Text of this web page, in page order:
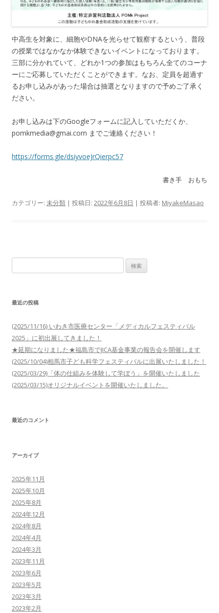
中高生を対象に、細胞やDNAを光らせて観察するという、普段
の授業ではなかなか体験できないイベントになっております。
三部に分かれていて、どれか1つの参加はもちろん全てのコーナ
ーにご応募していただくことができます。なお、定員を超過す
るお申し込みがあった場合は抽選となりますので予めご了承く
ださい。
お申し込みは下のGoogleフォームに記入していただくか、
pomkmedia@gmai.com までご連絡ください！
https://forms.gle/dsiyvoeJrQierpc57
書き手 おもち
カテゴリー: 未分類 | 投稿日: 2022年6月8日 | 投稿者: MiyakeMasao
索:
最近の投稿
(2025/11/16) いわき市医療センター「メディカルフェスティバル
2025」に初出展してきました！
★延期になりました★福島市でJICA基金事業の報告会を開催します
(2025/10/04)相馬市子ども科学フェスティバルに出展いたしました！
(2025/03/29)「体の仕組みを体験して学ぼう」を開催いたしました
(2025/03/15)オリジナルイベントを開催いたしました。
最近のコメント
アーカイブ
2025年11月
2025年10月
2025年8月
2024年12月
2024年8月
2024年4月
2024年3月
2023年11月
2023年6月
2023年5月
2023年3月
2023年2月